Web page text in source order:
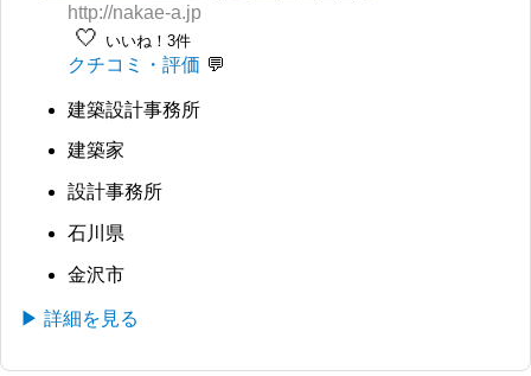
http://nakae-a.jp
🤍 いいね！3件
クチコミ・評価
建築設計事務所
建築家
設計事務所
石川県
金沢市
▶ 詳細を見る